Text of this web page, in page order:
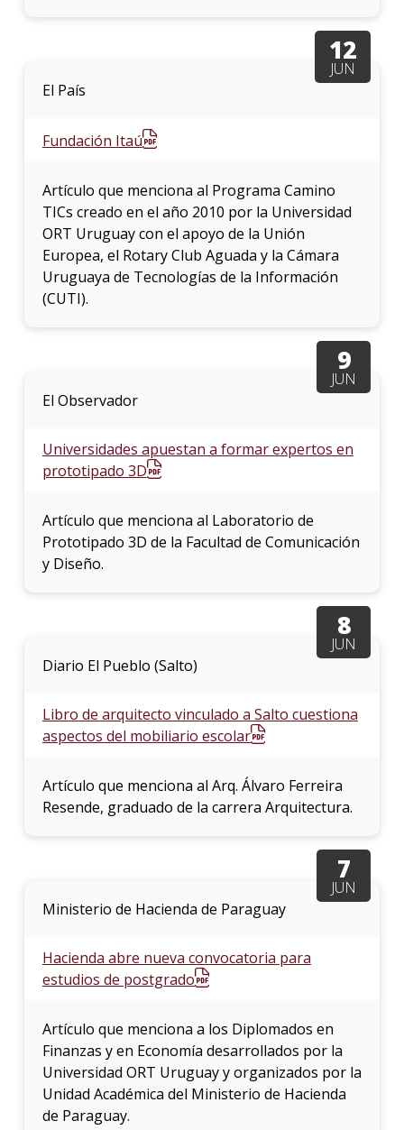
12
JUN
El País
Fundación Itaú
Artículo que menciona al Programa Camino
TICs creado en el año 2010 por la Universidad
ORT Uruguay con el apoyo de la Unión
Europea, el Rotary Club Aguada y la Cámara
Uruguaya de Tecnologías de la Información
(CUTI).
9
JUN
El Observador
Universidades apuestan a formar expertos en
prototipado 3D
Artículo que menciona al Laboratorio de
Prototipado 3D de la Facultad de Comunicación
y Diseño.
8
JUN
Diario El Pueblo (Salto)
Libro de arquitecto vinculado a Salto cuestiona
aspectos del mobiliario escolar
Artículo que menciona al Arq. Álvaro Ferreira
Resende, graduado de la carrera Arquitectura.
7
JUN
Ministerio de Hacienda de Paraguay
Hacienda abre nueva convocatoria para
estudios de postgrado
Artículo que menciona a los Diplomados en
Finanzas y en Economía desarrollados por la
Universidad ORT Uruguay y organizados por la
Unidad Académica del Ministerio de Hacienda
de Paraguay.